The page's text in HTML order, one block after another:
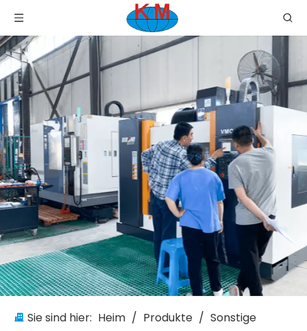
Sie sind hier: Heim / Produkte / Sonstige